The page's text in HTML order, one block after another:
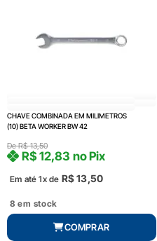
CHAVE COMBINADA EM MILIMETROS
(10) BETA WORKER BW 42
DeR$13,50
Em até 1x de R$13,50
R$12,83 no Pix
8 em stock
COMPRAR